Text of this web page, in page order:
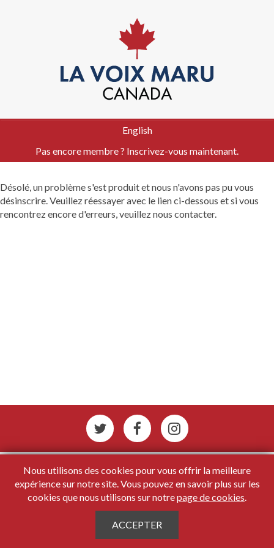
English
Pas encore membre ? Inscrivez-vous maintenant.
Désolé, un problème s'est produit et nous n'avons pas pu vous
désinscrire. Veuillez réessayer avec le lien ci-dessous et si vous
rencontrez encore d'erreurs, veuillez nous contacter.
Nous utilisons des cookies pour vous offrir la meilleure
expérience sur notre site. Vous pouvez en savoir plus sur les
cookies que nous utilisons sur notrepage de cookies.
ACCEPTER
Copyright 2026Maru/
Modalités et conditions
Cookies